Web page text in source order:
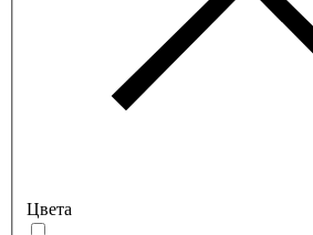
Цвета